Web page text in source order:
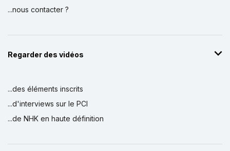
...nous contacter ?
Regarder des vidéos
...des éléments inscrits
...d'interviews sur le PCI
...de NHK en haute définition